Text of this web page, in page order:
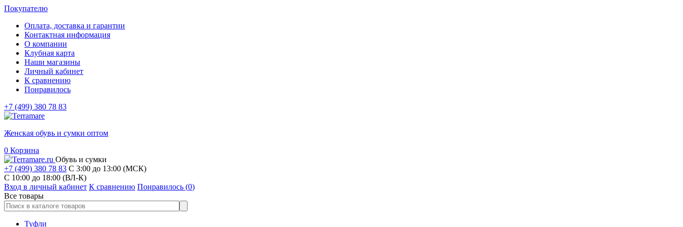
Покупателю
Оплата, доставка и гарантии
Контактная информация
О компании
Клубная карта
Наши магазины
Личный кабинет
К сравнению
Понравилось
+7 (499) 380 78 83
Женская обувь и сумки оптом
0 Корзина
Обувь и сумки
+7 (499) 380 78 83 С 3:00 до 13:00 (МСК)
C 10:00 до 18:00 (ВЛ-К)
Вход в личный кабинет К сравнению Понравилось (0)
Все товары
Туфли